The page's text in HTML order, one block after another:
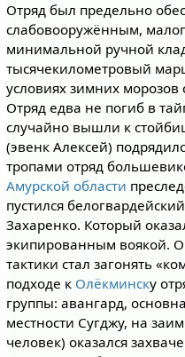
Отряд был предельно
слабовооружённым,
минимальной ручной
тысячекилометровый
условиях зимних
Отряд едва не погиб в
случайно вышли к
(эвенк Алексей)
тропами отряд
Амурской области
пустился
Захаренко. Который
экипированным воякой.
тактики стал загонять
подходе к Олёкминску
группы: авангард,
местности Сугджу, на
человек) оказался